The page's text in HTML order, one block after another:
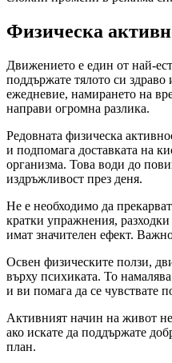
Физическа
Движението е един от най-
поддържате тялото си
ежедневие, намирането на
направи огромна разлика.
Редовната физическа
и подпомага доставката на
организма. Това води до
издръжливост през деня.
Не е необходимо да
кратки упражнения,
имат значителен ефект.
Освен физическите ползи,
върху психиката. То
и ви помага да се чувствате
Активният начин на живот
ако искате да поддържате
план.